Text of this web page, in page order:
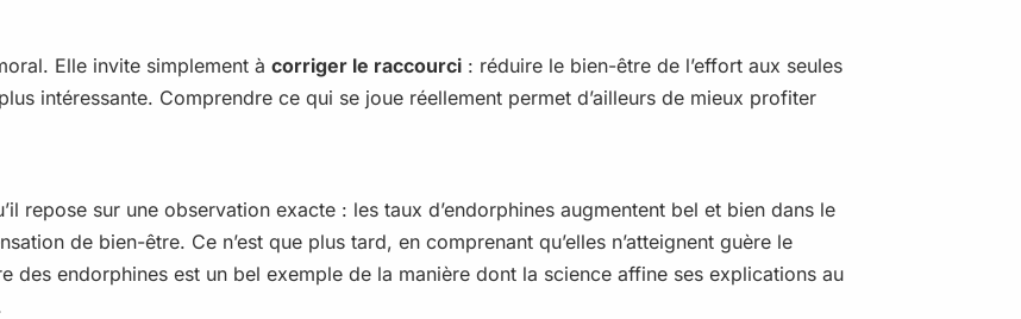
Elle invite simplement à corriger le raccourci : réduire le bien-être de l’effort aux seules
intéressante. Comprendre ce qui se joue réellement permet d’ailleurs de mieux profiter
repose sur une observation exacte : les taux d’endorphines augmentent bel et bien dans le
de bien-être. Ce n’est que plus tard, en comprenant qu’elles n’atteignent guère le
des endorphines est un bel exemple de la manière dont la science affine ses explications au